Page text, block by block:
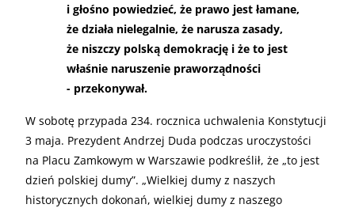
i głośno powiedzieć, że prawo jest łamane,
że działa nielegalnie, że narusza zasady,
że niszczy polską demokrację i że to jest
właśnie naruszenie praworządności
- przekonywał.
W sobotę przypada 234. rocznica uchwalenia Konstytucji
3 maja. Prezydent Andrzej Duda podczas uroczystości
na Placu Zamkowym w Warszawie podkreślił, że „to jest
dzień polskiej dumy”. „Wielkiej dumy z naszych
historycznych dokonań, wielkiej dumy z naszego